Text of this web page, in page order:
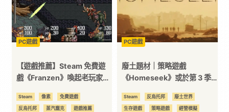
動
漫
二
次
PC遊戲
【遊戲推薦】Steam 免費遊
戲《Franzen》喚起老玩家回
Steam 像素 免費遊戲
反烏托邦 蒸汽龐克 遊戲推薦
PC遊戲
廢土題材｜策略遊戲
《Homeseek》或於第 3 季
Steam 反烏托邦 廢土世界
生存遊戲 策略遊戲 經營模擬